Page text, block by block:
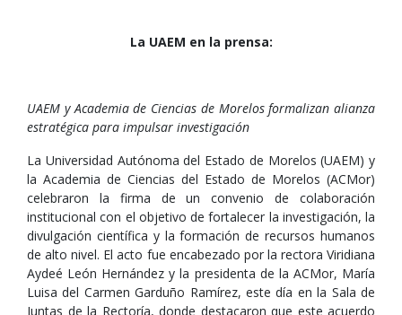
La UAEM en la prensa:
UAEM y Academia de Ciencias de Morelos formalizan alianza
estratégica para impulsar investigación
La Universidad Autónoma del Estado de Morelos (UAEM) y
la Academia de Ciencias del Estado de Morelos (ACMor)
celebraron la firma de un convenio de colaboración
institucional con el objetivo de fortalecer la investigación, la
divulgación científica y la formación de recursos humanos
de alto nivel. El acto fue encabezado por la rectora Viridiana
Aydeé León Hernández y la presidenta de la ACMor, María
Luisa del Carmen Garduño Ramírez, este día en la Sala de
Juntas de la Rectoría, donde destacaron que este acuerdo